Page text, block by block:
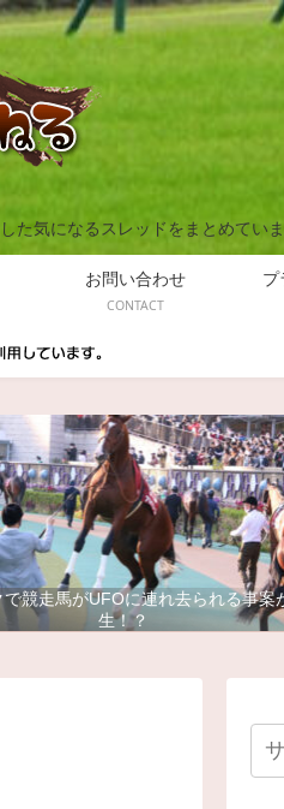
た気になるスレッドをまとめていま
お問い合わせ
CONTACT
プ
で競走馬がUFOに連れ去られる事案
生！？